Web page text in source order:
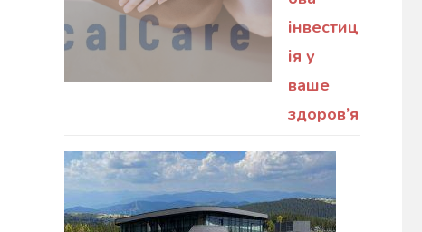
інвестиц
ія у
ваше
здоров’я